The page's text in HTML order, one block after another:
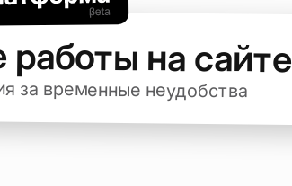
работы на сайте
за временные неудобства